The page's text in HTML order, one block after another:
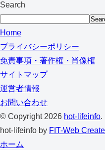
Search
Home
プライバシーポリシー
免責事項・著作権・肖像権
サイトマップ
運営者情報
お問い合わせ
© Copyright 2026 hot-lifeinfo.
hot-lifeinfo by FIT-Web Create
ホーム